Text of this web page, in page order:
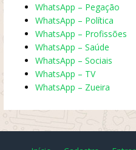
WhatsApp – Pegação
WhatsApp – Política
WhatsApp – Profissões
WhatsApp – Saúde
WhatsApp – Sociais
WhatsApp – TV
WhatsApp – Zueira